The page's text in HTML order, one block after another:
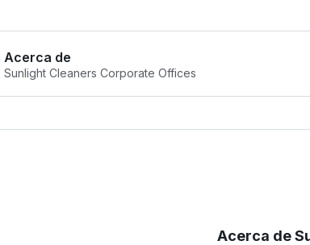
Acerca de
Sunlight Cleaners Corporate Offices
Acerca de